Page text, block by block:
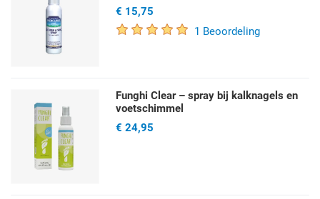
€ 15,75
1 Beoordeling
Funghi Clear – spray bij kalknagels en
voetschimmel
€ 24,95